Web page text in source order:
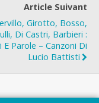
Article Suivant
Girotto, Bosso,
Di Castri, Barbieri :
E Parole – Canzoni Di
Lucio Battisti